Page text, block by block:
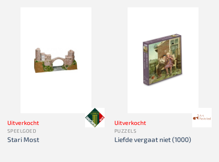
Uitverkocht
SPEELGOED
Stari Most
Uitverkocht
PUZZELS
Liefde vergaat niet (1000)